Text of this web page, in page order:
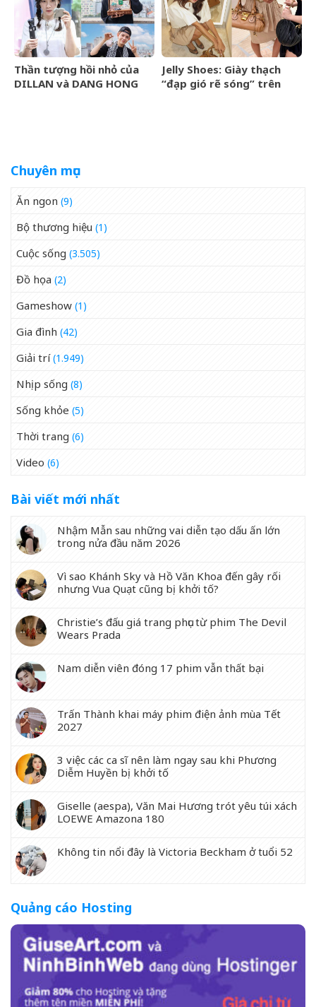
Thần tượng hồi nhỏ của
DILLAN và DANG HONG
Jelly Shoes: Giày thạch
“đạp gió rẽ sóng” trên
Chuyên mục
Ăn ngon (9)
Bộ thương hiệu (1)
Cuộc sống (3.505)
Đồ họa (2)
Gameshow (1)
Gia đình (42)
Giải trí(1.949)
Nhịp sống (8)
Sống khỏe (5)
Thời trang (6)
Video (6)
Bài viết mới nhất
Nhậm Mẫn sau những vai diễn tạo dấu ấn lớn
trong nửa đầu năm 2026
Vì sao Khánh Sky và Hồ Văn Khoa đến gây rối
nhưng Vua Quạt cũng bị khởi tố?
Christie’s đấu giá trang phục từ phim The Devil
Wears Prada
Nam diễn viên đóng 17 phim vẫn thất bại
Trấn Thành khai máy phim điện ảnh mùa Tết
2027
3 việc các ca sĩ nên làm ngay sau khi Phương
Diễm Huyền bị khởi tố
Giselle (aespa), Văn Mai Hương trót yêu túi xách
LOEWE Amazona 180
Không tin nổi đây là Victoria Beckham ở tuổi 52
Quảng cáo Hosting